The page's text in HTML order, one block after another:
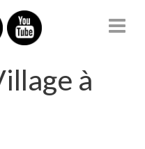
à